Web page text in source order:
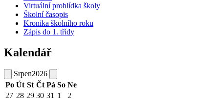
Virtuální prohlídka školy
Školní časopis
Kronika školního roku
Zápis do 1. třídy
Kalendář
Srpen2026
Po Út St Čt Pá So Ne
27 28 29 30 31 1
2